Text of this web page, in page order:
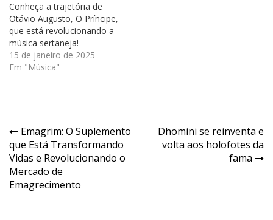
Conheça a trajetória de
Otávio Augusto, O Príncipe,
que está revolucionando a
música sertaneja!
15 de janeiro de 2025
Em "Música"
Navegação
de
Post
Emagrim: O Suplemento
que Está Transformando
Vidas e Revolucionando o
Mercado de
Emagrecimento
Dhomini se reinventa e
volta aos holofotes da
fama